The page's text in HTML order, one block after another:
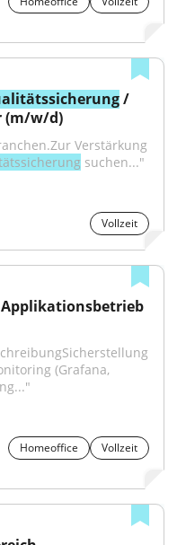
/
(m/w/d)
Verstärkung
suchen..."
Vollzeit
(Grafana,
Homeoffice
Vollzeit